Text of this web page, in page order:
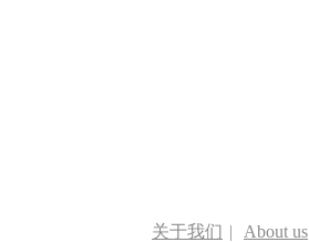
关于我们 | About us